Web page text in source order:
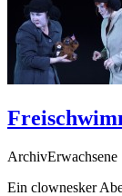
ArchivErwachsene
Ein clownesker